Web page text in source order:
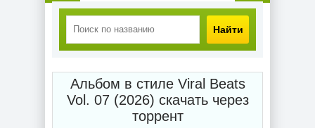
Найти
Альбом в стиле Viral Beats
Vol. 07 (2026) скачать через
торрент